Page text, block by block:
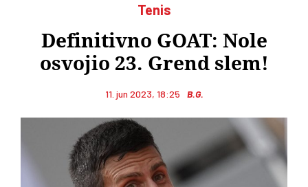
Tenis
Definitivno GOAT: Nole
osvojio 23. Grend slem!
11. jun 2023, 18:25 B.G.